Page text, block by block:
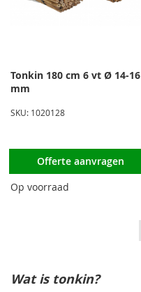
Tonkin 180 cm 6 vt Ø 14-16
mm
SKU: 1020128
Offerte aanvragen
Op voorraad
Wat is tonkin?